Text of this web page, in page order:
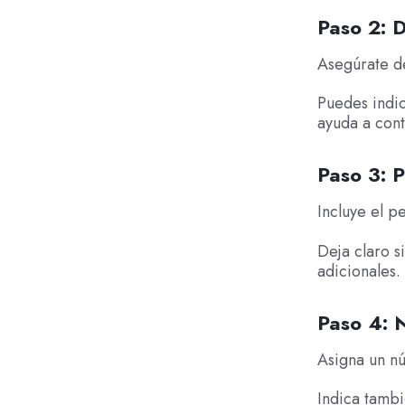
Paso 2:
Asegúrate
Puedes
ayuda a
Paso 3:
Incluye el
Deja claro
adicionales.
Paso 4:
Asigna un
Indica